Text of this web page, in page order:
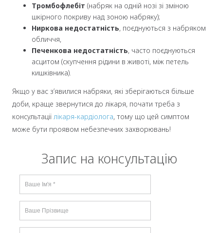
Тромбофлебіт (набряк на одній нозі зі зміною
шкірного покриву над зоною набряку);
Ниркова недостатність, поєднуються з набряком
обличчя,
Печенкова недостатність, часто поєднуються
асцитом (скупчення рідини в животі, між петель
кишківника).
Якщо у вас з’явилися набряки, які зберігаються більше
доби, краще звернутися до лікаря, почати треба з
консультації лікаря-кардіолога, тому що цей симптом
може бути проявом небезпечних захворювань!
Запис на консультацію